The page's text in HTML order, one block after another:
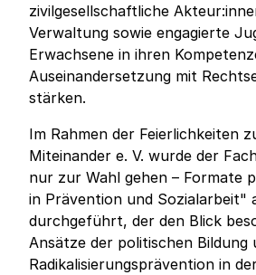
zivilgesellschaftliche
Verwaltung sowie engagierte
Erwachsene in ihren
Auseinandersetzung mit
stärken.
Im Rahmen der Feierlichkeiten
Miteinander e. V. wurde der
nur zur Wahl gehen – Formate
in Prävention und Sozialarbeit"
durchgeführt, der den Blick
Ansätze der politischen Bildung
Radikalisierungsprävention in